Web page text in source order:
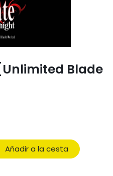
Blade
Añadir a la cesta